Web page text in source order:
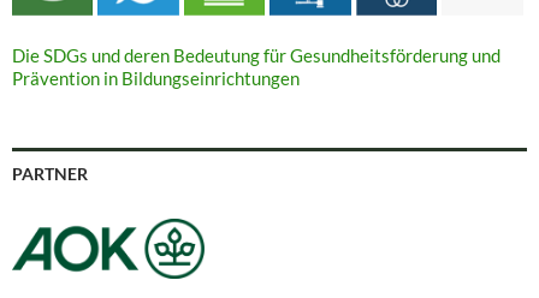
Die SDGs und deren Bedeutung für Gesundheitsförderung und
Prävention in Bildungseinrichtungen
PARTNER